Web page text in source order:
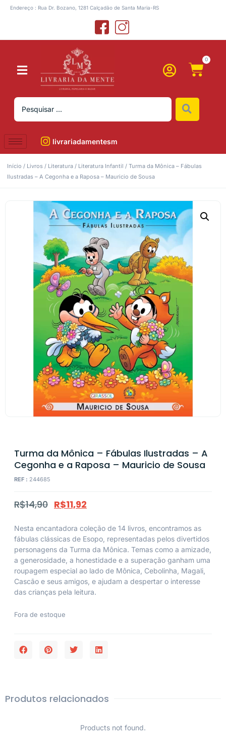
Endereço : Rua Dr. Bozano, 1281 Calçadão de Santa Maria-RS
0
livrariadamentesm
Início / Livros / Literatura / Literatura Infantil / Turma da Mônica – Fábulas
Ilustradas – A Cegonha e a Raposa – Mauricio de Sousa
Turma da Mônica – Fábulas Ilustradas – A
Cegonha e a Raposa – Mauricio de Sousa
REF : 244685
R$14,90 R$11,92
Nesta encantadora coleção de 14 livros, encontramos as
fábulas clássicas de Esopo, representadas pelos divertidos
personagens da Turma da Mônica. Temas como a amizade,
a generosidade, a honestidade e a superação ganham uma
roupagem especial ao lado de Mônica, Cebolinha, Magali,
Cascão e seus amigos, e ajudam a despertar o interesse
das crianças pela leitura.
Fora de estoque
Produtos relacionados
Products not found.